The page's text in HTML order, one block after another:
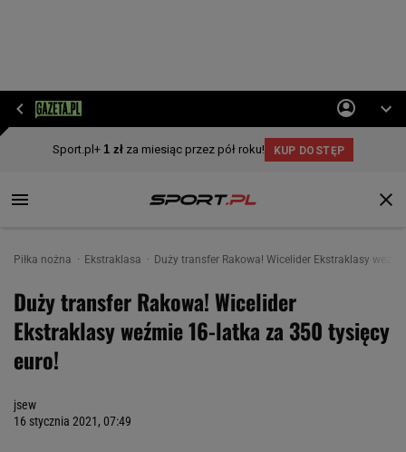
Piłka nożna Ekstraklasa Duży transfer Rakowa! Wicelider Ekstraklasy
Duży transfer Rakowa! Wicelider
Ekstraklasy weźmie 16-latka za 350 tysięcy
euro!
jsew
16 stycznia 2021, 07:49